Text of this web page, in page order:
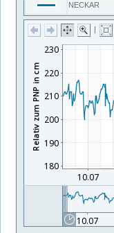
NECKAR
|